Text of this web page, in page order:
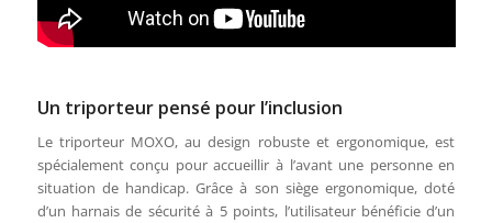
Un triporteur pensé pour l’inclusion
Le triporteur MOXO, au design robuste et ergonomique, est
spécialement conçu pour accueillir à l’avant une personne en
situation de handicap. Grâce à son siège ergonomique, doté
d’un harnais de sécurité à 5 points, l’utilisateur bénéficie d’un